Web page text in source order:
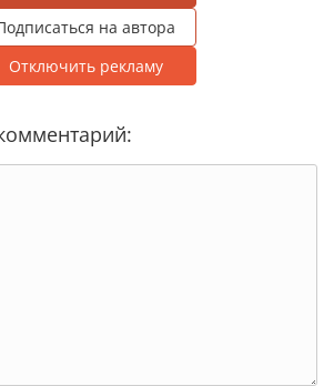
на автора
Отключить рекламу